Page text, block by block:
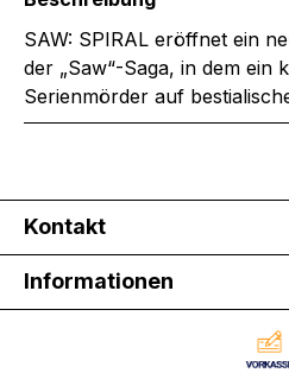
SAW: SPIRAL eröffnet ein
der „Saw“-Saga, in dem ein
Serienmörder auf
Kontakt
Informationen